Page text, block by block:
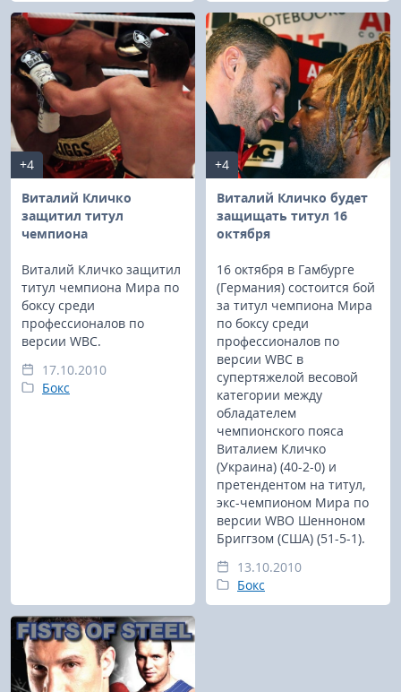
+4
Виталий Кличко
защитил титул
чемпиона
Виталий Кличко защитил
титул чемпиона Мира по
боксу среди
профессионалов по
версии WBC.
17.10.2010
Бокс
+4
Виталий Кличко будет
защищать титул 16
октября
16 октября в Гамбурге
(Германия) состоится бой
за титул чемпиона Мира
по боксу среди
профессионалов по
версии WBC в
супертяжелой весовой
категории между
обладателем
чемпионского пояса
Виталием Кличко
(Украина) (40-2-0) и
претендентом на титул,
экс-чемпионом Мира по
версии WBO Шенноном
Бриггзом (США) (51-5-1).
13.10.2010
Бокс